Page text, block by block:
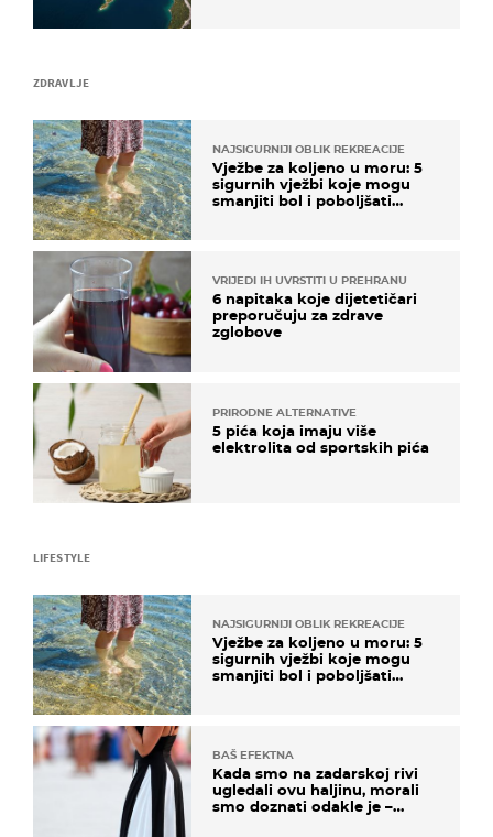
ZDRAVLJE
NAJSIGURNIJI OBLIK REKREACIJE
Vježbe za koljeno u moru: 5
sigurnih vježbi koje mogu
smanjiti bol i poboljšati
VRIJEDI IH UVRSTITI U PREHRANU
6 napitaka koje dijetetičari
preporučuju za zdrave
zglobove
PRIRODNE ALTERNATIVE
5 pića koja imaju više
elektrolita od sportskih pića
LIFESTYLE
NAJSIGURNIJI OBLIK REKREACIJE
Vježbe za koljeno u moru: 5
sigurnih vježbi koje mogu
smanjiti bol i poboljšati
BAŠ EFEKTNA
Kada smo na zadarskoj rivi
ugledali ovu haljinu, morali
smo doznati odakle je –